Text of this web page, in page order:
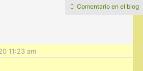
Comentario en el blog
11:23 am